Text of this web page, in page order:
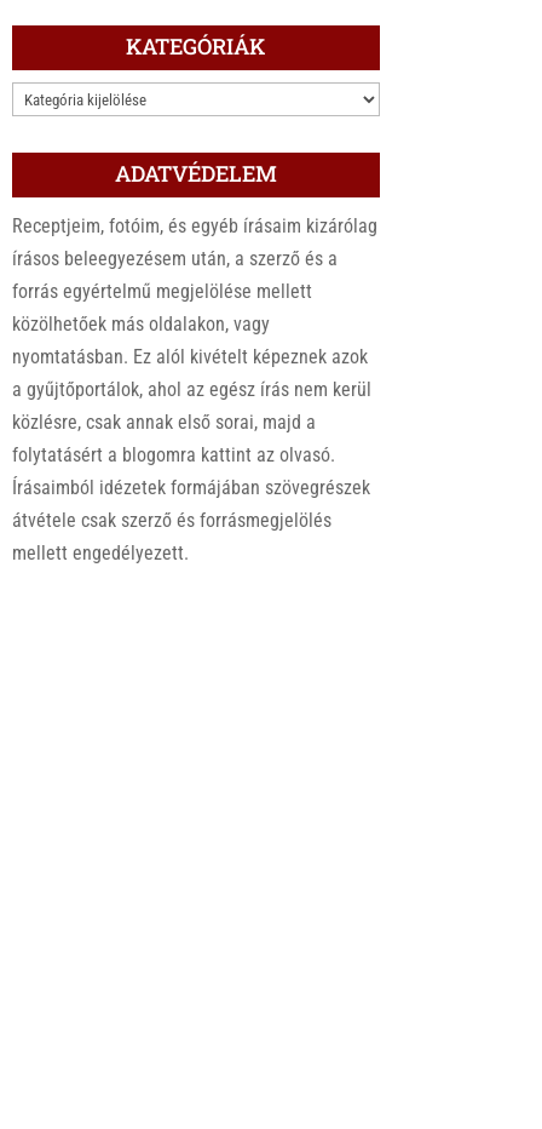
KATEGÓRIÁK
KATEGÓRIÁK
ADATVÉDELEM
Receptjeim, fotóim, és egyéb írásaim kizárólag
írásos beleegyezésem után, a szerző és a
forrás egyértelmű megjelölése mellett
közölhetőek más oldalakon, vagy
nyomtatásban. Ez alól kivételt képeznek azok
a gyűjtőportálok, ahol az egész írás nem kerül
közlésre, csak annak első sorai, majd a
folytatásért a blogomra kattint az olvasó.
Írásaimból idézetek formájában szövegrészek
átvétele csak szerző és forrásmegjelölés
mellett engedélyezett.